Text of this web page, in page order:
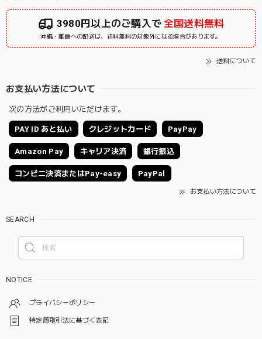
3980円以上のご購入で 全国送料無料
沖縄・離島への配送は、送料無料の対象外になる場合があります。
送料について
お支払い方法について
次の方法がご利用いただけます。
PAY ID あと払い クレジットカード PayPay
Amazon Pay キャリア決済 銀行振込
コンビニ決済またはPay-easy PayPal
お支払い方法について
SEARCH
NOTICE
プライバシーポリシー
特定商取引法に基づく表記